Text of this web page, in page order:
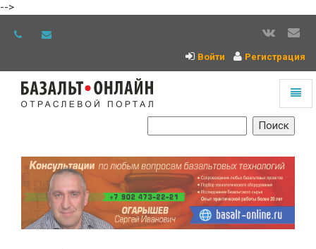
-->
Войти Регистрация